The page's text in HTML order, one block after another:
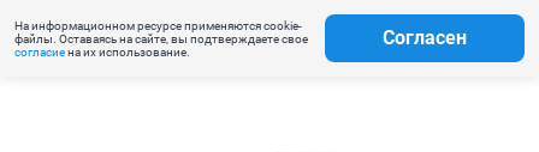
На информационном ресурсе применяются cookie-
файлы. Оставаясь на сайте, вы подтверждаете свое
согласиена их использование.
Согласен